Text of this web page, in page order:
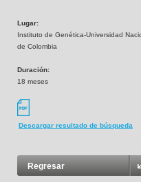
Lugar:
Instituto de Genética-Universidad
de Colombia
Duración:
18 meses
Descargar resultado de búsqueda
Regresar